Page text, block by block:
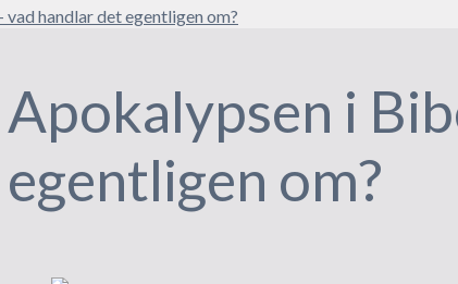
handlar det egentligen om?
Apokalypsen i
egentligen om?